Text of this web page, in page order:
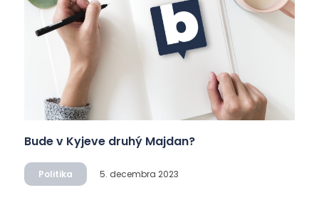
Bude v Kyjeve druhý Majdan?
Politika 5. decembra 2023